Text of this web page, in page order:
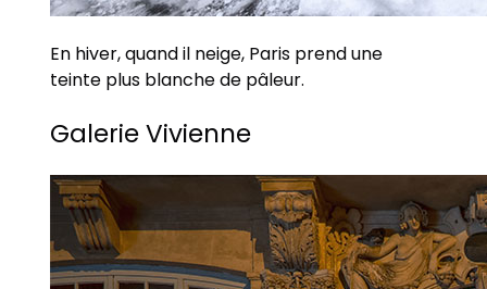
En hiver, quand il neige, Paris prend une
teinte plus blanche de pâleur.
Galerie Vivienne